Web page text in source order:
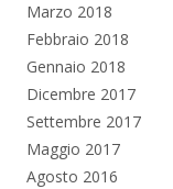
Marzo 2018
Febbraio 2018
Gennaio 2018
Dicembre 2017
Settembre 2017
Maggio 2017
Agosto 2016